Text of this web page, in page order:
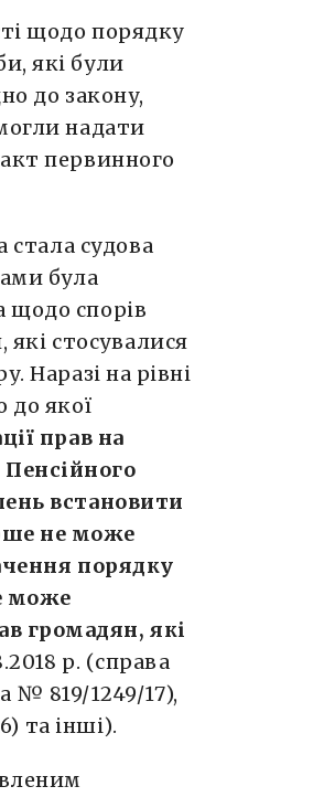
щодо порядку
які були
до закону,
надати
первинного
стала судова
була
щодо спорів
які стосувалися
Наразі на рівні
до якої
прав на
встановити
не може
порядку
може
громадян, які
р. (справа
№ 819/1249/17),
та інші).